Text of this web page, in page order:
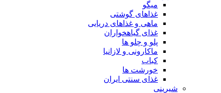
میگو
غذاهای گوشتی
ماهی و غذاهای دریایی
غذای گیاهخواران
پلو و چلو ها
ماکارونی و لازانیا
کباب
خورشت ها
غذای سنتی ایران
شیرینی